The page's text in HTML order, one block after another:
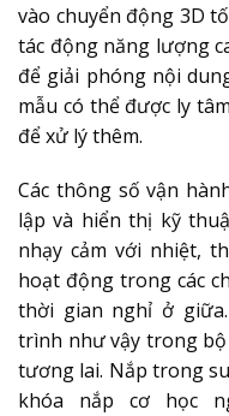
vào chuyển động 3D
tác động năng lượng
để giải phóng nội
mẫu có thể được ly
để xử lý thêm.
Các thông số vận
lập và hiển thị kỹ
nhạy cảm với nhiệt,
hoạt động trong các
thời gian nghỉ ở
trình như vậy trong
tương lai. Nắp trong
khóa nắp cơ học